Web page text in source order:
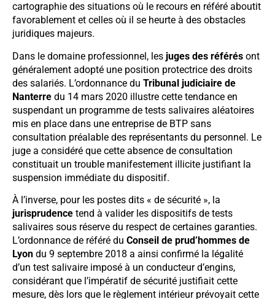
cartographie des situations où le recours en référé aboutit
favorablement et celles où il se heurte à des obstacles
juridiques majeurs.
Dans le domaine professionnel, les juges des référés ont
généralement adopté une position protectrice des droits
des salariés. L’ordonnance du Tribunal judiciaire de
Nanterre du 14 mars 2020 illustre cette tendance en
suspendant un programme de tests salivaires aléatoires
mis en place dans une entreprise de BTP sans
consultation préalable des représentants du personnel. Le
juge a considéré que cette absence de consultation
constituait un trouble manifestement illicite justifiant la
suspension immédiate du dispositif.
À l’inverse, pour les postes dits « de sécurité », la
jurisprudence tend à valider les dispositifs de tests
salivaires sous réserve du respect de certaines garanties.
L’ordonnance de référé du Conseil de prud’hommes de
Lyon du 9 septembre 2018 a ainsi confirmé la légalité
d’un test salivaire imposé à un conducteur d’engins,
considérant que l’impératif de sécurité justifiait cette
mesure, dès lors que le règlement intérieur prévoyait cette